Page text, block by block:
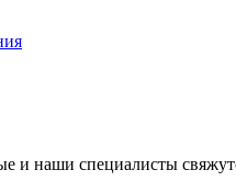
и наши специалисты